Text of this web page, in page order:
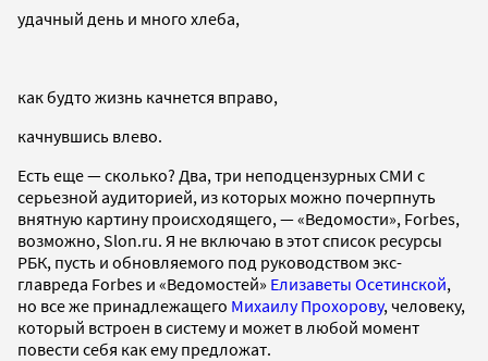
удачный день и много хлеба,
как будто жизнь качнется вправо,
качнувшись влево.
Есть еще — сколько? Два, три неподцензурных СМИ с
серьезной аудиторией, из которых можно почерпнуть
внятную картину происходящего, — «Ведомости», Forbes,
возможно, Slon.ru. Я не включаю в этот список ресурсы
РБК, пусть и обновляемого под руководством экс-
главреда Forbes и «Ведомостей» Елизаветы Осетинской,
но все же принадлежащего Михаилу Прохорову, человеку,
который встроен в систему и может в любой момент
повести себя как ему предложат.